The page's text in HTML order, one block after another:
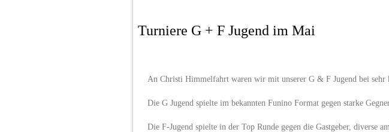
Turniere G + F Jugend im Mai
An Christi Himmelfahrt waren wir mit unserer G & F Jugend bei sehr
Die G Jugend spielte im bekannten Funino Format gegen starke
Die F-Jugend spielte in der Top Runde gegen die Gastgeber, diverse